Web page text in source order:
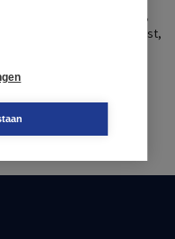
voorlopige voorziening,